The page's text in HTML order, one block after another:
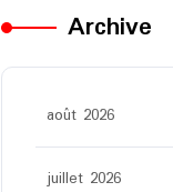
Archive
août 2026
juillet 2026